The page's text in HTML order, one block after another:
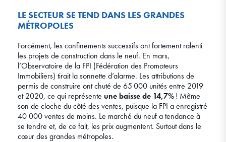
LE SECTEUR SE TEND DANS LES GRANDES
MÉTROPOLES
Forcément, les confinements successifs ont fortement ralenti
les projets de construction dans le neuf. En mars,
l’Observatoire de la FPI (Fédération des Promoteurs
Immobiliers) tirait la sonnette d’alarme. Les attributions de
permis de construire ont chuté de 65 000 unités entre 2019
et 2020, ce qui représente une baisse de 14,7%! Même
son de cloche du côté des ventes, puisque la FPI a enregistré
40 000 ventes de moins. Le marché du neuf a tendance à
se tendre et, de ce fait, les prix augmentent. Surtout dans le
cœur des grandes métropoles.